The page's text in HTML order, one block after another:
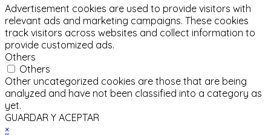
Advertisement cookies are used to provide visitors with
relevant ads and marketing campaigns. These cookies
track visitors across websites and collect information to
provide customized ads.
Others
Others
Other uncategorized cookies are those that are being
analyzed and have not been classified into a category as
yet.
GUARDAR Y ACEPTAR
×